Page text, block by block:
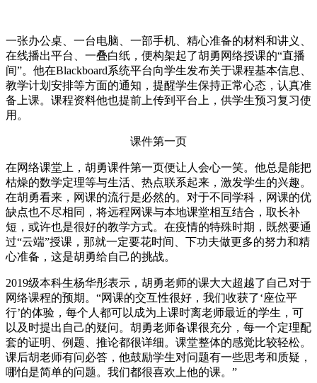
一张办公桌、一台电脑、一部手机、精心准备的材料和讲义、
在线播出平台、一叠白纸，便构架起了胡勇网络授课的“直播
间”。他在Blackboard系统平台向学生发布关于课程基本信息、
教学计划安排等方面的通知，提醒学生保持正常心态，认真准
备上课。课程资料他也提前上传到平台上，供学生预习复习使
用。
课件第一页
在网络课堂上，胡勇课件第一页便让人会心一笑。他总是能把
枯燥的数学定理等与生活、热点联系起来，激发学生的兴趣。
在胡勇看来，网课的流行是必然的。对于不同学科，网课的优
缺点也不尽相同，将远程网课与本地课堂相互结合，取长补
短，或许也是很好的教学方式。在疫情的特殊时期，既然要通
过“云端”授课，那就一定要花时间、下功夫做更多的努力和精
心准备，这是胡勇给自己的挑战。
2019级本科生杨华彤表示，胡勇老师的课大大超越了自己对于
网络课程的预期。“网课的交互性很好，我们收获了‘座位平
行’的体验，每个人都可以成为上课时离老师最近的学生，可
以及时提出自己的疑问。胡勇老师备课很充分，每一个定理配
套的证明、例题、推论都很详细。课堂整体的感觉比较轻松。
课后胡老师有问必答，他鼓励学生对问题有一些思考和质疑，
哪怕是简单的问题。我们都很喜欢上他的课。”